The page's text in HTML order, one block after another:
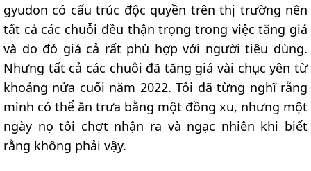
gyudon có cấu trúc độc quyền trên thị trường nên
tất cả các chuỗi đều thận trọng trong việc tăng giá
và do đó giá cả rất phù hợp với người tiêu dùng.
Nhưng tất cả các chuỗi đã tăng giá vài chục yên từ
khoảng nửa cuối năm 2022. Tôi đã từng nghĩ rằng
mình có thể ăn trưa bằng một đồng xu, nhưng một
ngày nọ tôi chợt nhận ra và ngạc nhiên khi biết
rằng không phải vậy.